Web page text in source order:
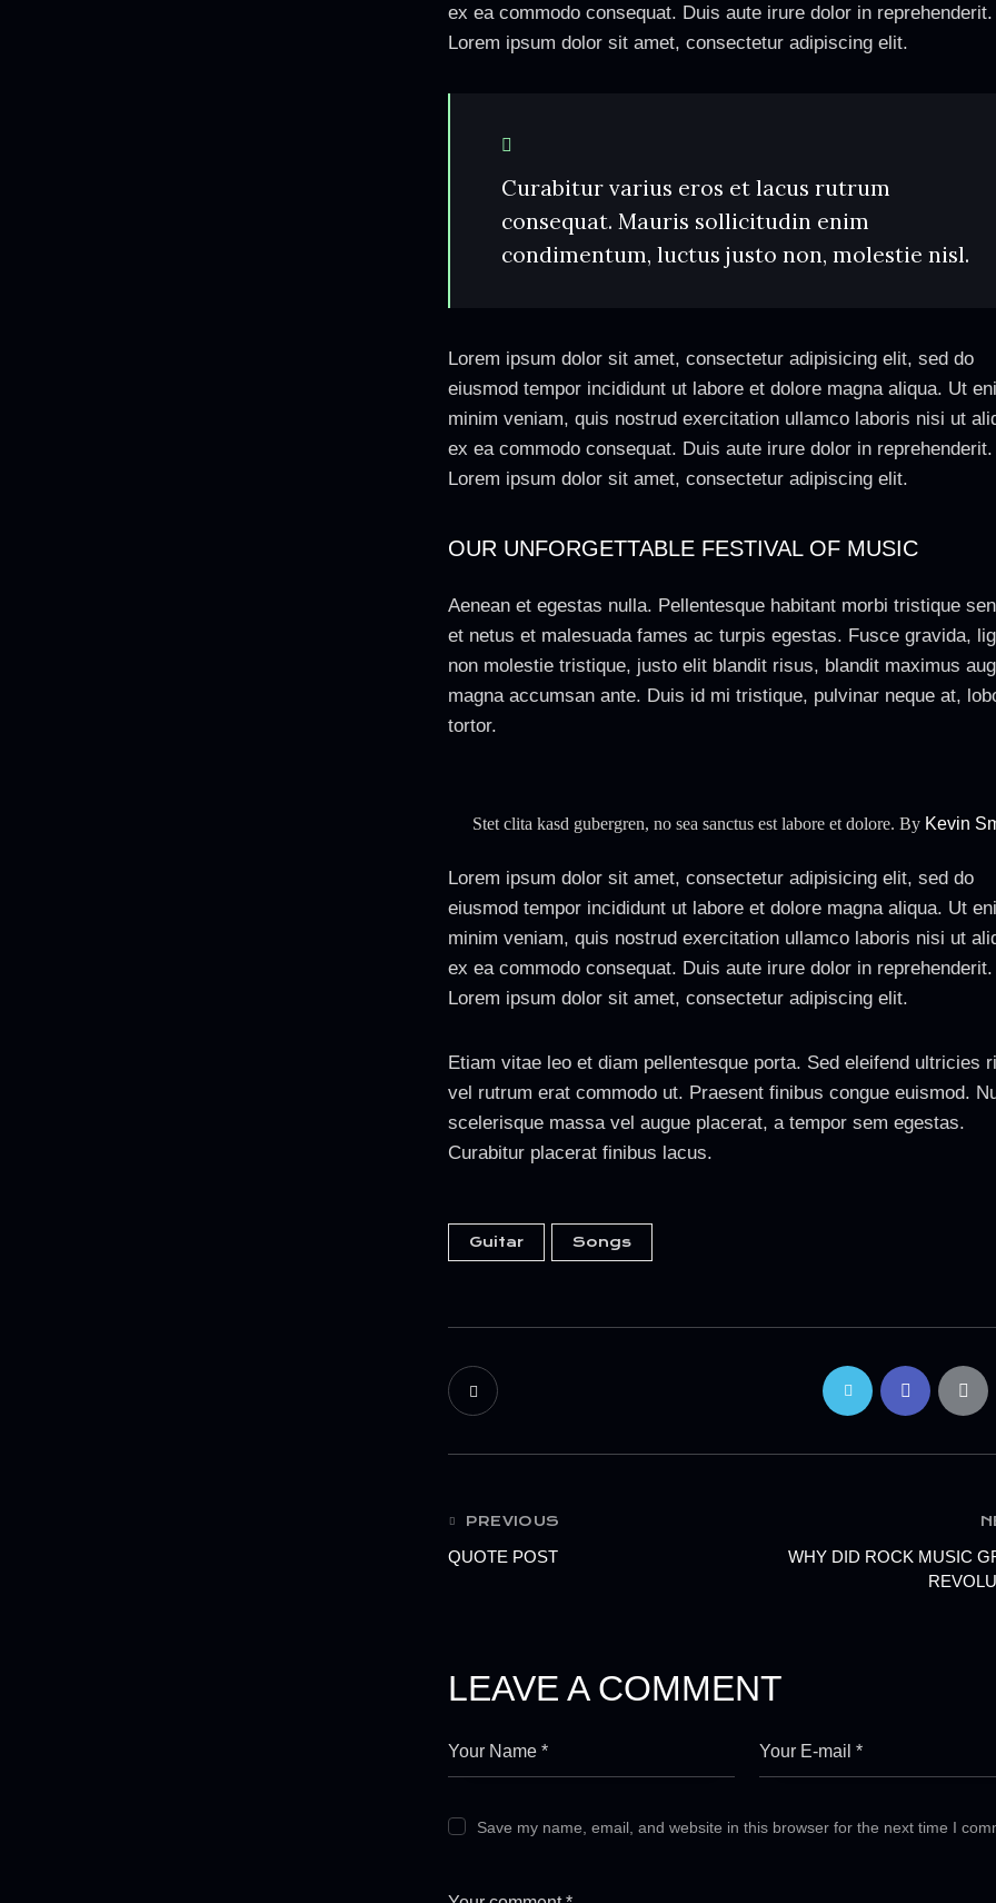
ex ea commodo consequat. Duis aute irure dolor in reprehenderit.
Lorem ipsum dolor sit amet, consectetur adipiscing elit.
Curabitur varius eros et lacus rutrum
consequat. Mauris sollicitudin enim
condimentum, luctus justo non, molestie nisl.
Lorem ipsum dolor sit amet, consectetur adipisicing elit, sed do
eiusmod tempor incididunt ut labore et dolore magna aliqua. Ut
minim veniam, quis nostrud exercitation ullamco laboris nisi ut
ex ea commodo consequat. Duis aute irure dolor in reprehenderit.
Lorem ipsum dolor sit amet, consectetur adipiscing elit.
OUR UNFORGETTABLE FESTIVAL OF MUSIC
Aenean et egestas nulla. Pellentesque habitant morbi tristique
et netus et malesuada fames ac turpis egestas. Fusce gravida,
non molestie tristique, justo elit blandit risus, blandit maximus
magna accumsan ante. Duis id mi tristique, pulvinar neque at,
tortor.
Stet clita kasd gubergren, no sea sanctus est labore et dolore. By Kevin
Lorem ipsum dolor sit amet, consectetur adipisicing elit, sed do
eiusmod tempor incididunt ut labore et dolore magna aliqua. Ut
minim veniam, quis nostrud exercitation ullamco laboris nisi ut
ex ea commodo consequat. Duis aute irure dolor in reprehenderit.
Lorem ipsum dolor sit amet, consectetur adipiscing elit.
Etiam vitae leo et diam pellentesque porta. Sed eleifend ultricies
vel rutrum erat commodo ut. Praesent finibus congue euismod.
scelerisque massa vel augue placerat, a tempor sem egestas.
Curabitur placerat finibus lacus.
Guitar Songs
PREVIOUS
QUOTE POST
WHY DID ROCK MUSIC
LEAVE A COMMENT
Save my name, email, and website in this browser for the next time I